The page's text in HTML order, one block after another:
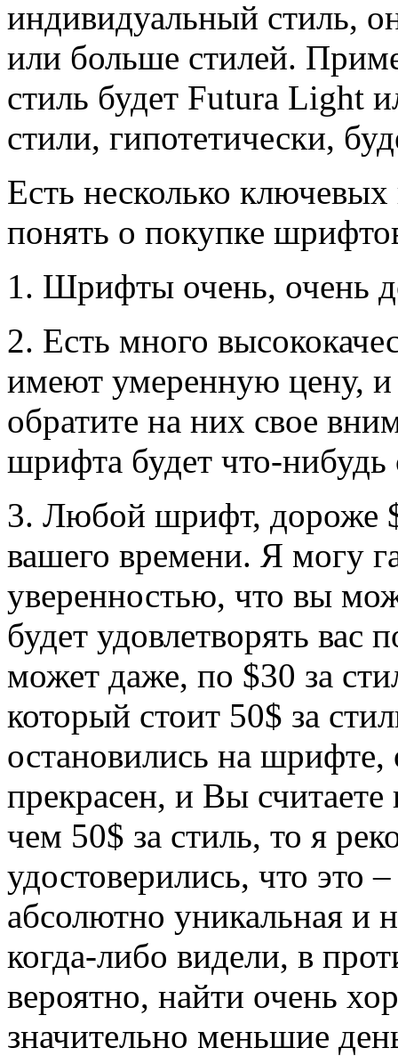
индивидуальный стиль,
или больше стилей.
стиль будет Futura Light
стили, гипотетически,
Есть несколько
понять о покупке
1. Шрифты очень, очень
2. Есть много
имеют умеренную цену,
обратите на них свое
шрифта будет что-нибудь
3. Любой шрифт, дороже
вашего времени. Я могу
уверенностью, что вы
будет удовлетворять вас
может даже, по $30 за
который стоит 50$ за
остановились на
прекрасен, и Вы
чем 50$ за стиль, то я
удостоверились, что это
абсолютно уникальная и
когда-либо видели, в
вероятно, найти очень
значительно меньшие